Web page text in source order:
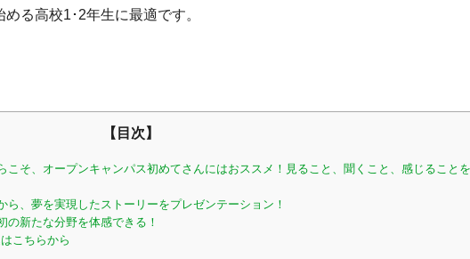
る高校1･2年生に最適です。
【目次】
こそ、オープンキャンパス初めてさんにはおススメ！見ること、聞くこと、感じること
、夢を実現したストーリーをプレゼンテーション！
の新たな分野を体感できる！
こちらから